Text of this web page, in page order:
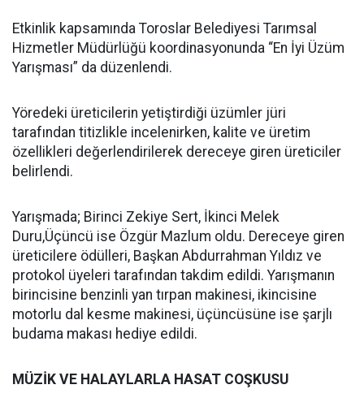
Etkinlik kapsamında Toroslar Belediyesi Tarımsal
Hizmetler Müdürlüğü koordinasyonunda “En İyi Üzüm
Yarışması” da düzenlendi.
Yöredeki üreticilerin yetiştirdiği üzümler jüri
tarafından titizlikle incelenirken, kalite ve üretim
özellikleri değerlendirilerek dereceye giren üreticiler
belirlendi.
Yarışmada; Birinci Zekiye Sert, İkinci Melek
Duru,Üçüncü ise Özgür Mazlum oldu. Dereceye giren
üreticilere ödülleri, Başkan Abdurrahman Yıldız ve
protokol üyeleri tarafından takdim edildi. Yarışmanın
birincisine benzinli yan tırpan makinesi, ikincisine
motorlu dal kesme makinesi, üçüncüsüne ise şarjlı
budama makası hediye edildi.
MÜZİK VE HALAYLARLA HASAT COŞKUSU